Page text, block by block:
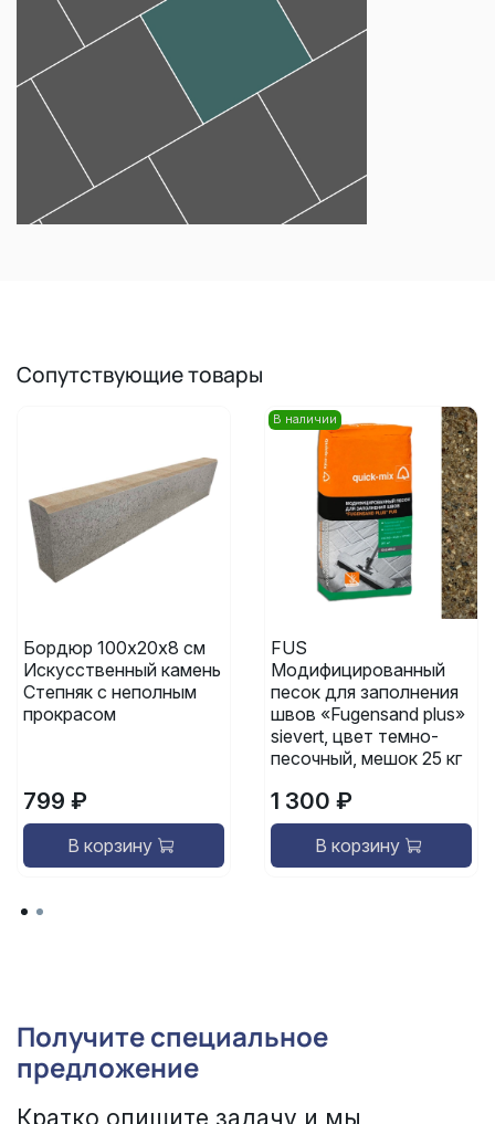
Сопутствующие товары
Бордюр 100х20х8 см
Искусственный камень
Степняк с неполным
прокрасом
799 ₽
В корзину
В наличии
FUS
Модифицированный
песок для заполнения
швов «Fugensand plus»
sievert, цвет темно-
песочный, мешок 25 кг
1 300 ₽
В корзину
Получите специальное
предложение
Кратко опишите задачу и мы